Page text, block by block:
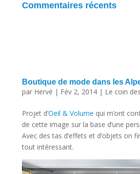
Commentaires récents
Boutique de mode dans les
par Hervé | Fév 2, 2014| Le coin
Projet d’Oeil & Volume qui m’ont
de cette image sur la base d’une
Avec des tas d’effets et d’objets on
tout intéressant.